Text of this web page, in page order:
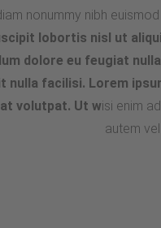
nonummy nibh
lobortis nisl ut
dolore eu feugiat
nulla facilisi. Lorem
volutpat. Ut wisi enim
autem